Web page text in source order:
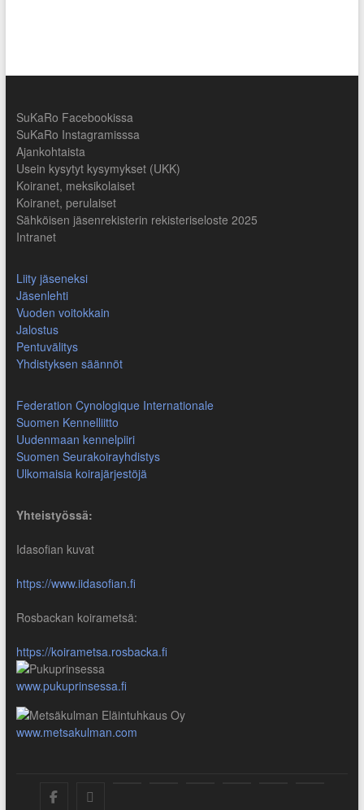
SuKaRo Facebookissa
SuKaRo Instagramisssa
Ajankohtaista
Usein kysytyt kysymykset (UKK)
Koiranet, meksikolaiset
Koiranet, perulaiset
Sähköisen jäsenrekisterin rekisteriseloste 2025
Intranet
Liity jäseneksi
Jäsenlehti
Vuoden voitokkain
Jalostus
Pentuvälitys
Yhdistyksen säännöt
Federation Cynologique Internationale
Suomen Kennelliitto
Uudenmaan kennelpiiri
Suomen Seurakoirayhdistys
Ulkomaisia koirajärjestöjä
Yhteistyössä:
Idasofian kuvat
https://www.iidasofian.fi
Rosbackan koirametsä:
https://koirametsa.rosbacka.fi
www.pukuprinsessa.fi
www.metsakulman.com
SuKaRo